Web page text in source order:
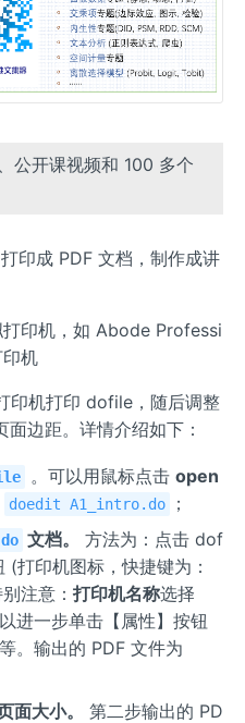
公开课视频和 100 多个
印成 PDF 文档，制作成讲
印机，如 Abode Professi
机
印机打印 dofile，随后调整
边距。详情介绍如下：
。可以用鼠标点击 open
doedit A1_intro.do
；
文档。
方法为：点击 dof
打印机图标，快捷键为：
注意： 打印机名称选择
进一步单击【属性】按钮
。输出的 PDF 文件为
面大小。
第二步输出的 PD